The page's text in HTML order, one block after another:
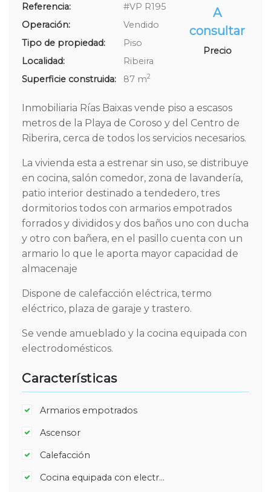
Referencia:
#VP R195
Operación:
Vendido
Tipo de propiedad:
Piso
Localidad:
Ribeira
Superficie construida:
87 m2
A
consultar
Precio
Inmobiliaria Rías Baixas vende piso a escasos
metros de la Playa de Coroso y del Centro de
Riberira, cerca de todos los servicios necesarios.
La vivienda esta a estrenar sin uso, se distribuye
en cocina, salón comedor, zona de lavandería,
patio interior destinado a tendedero, tres
dormitorios todos con armarios empotrados
forrados y divididos y dos baños uno con ducha
y otro con bañera, en el pasillo cuenta con un
armario lo que le aporta mayor capacidad de
almacenaje
Dispone de calefacción eléctrica, termo
eléctrico, plaza de garaje y trastero.
Se vende amueblado y la cocina equipada con
electrodomésticos.
Características
Armarios empotrados
Ascensor
Calefacción
Cocina equipada con electrodomésticos